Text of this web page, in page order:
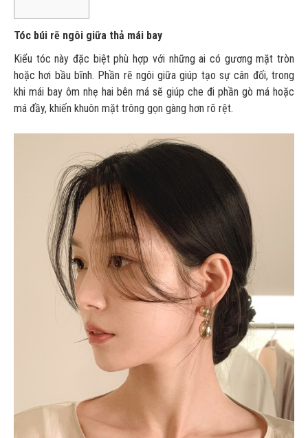
Tóc búi rẽ ngôi giữa thả mái bay
Kiểu tóc này đặc biệt phù hợp với những ai có gương mặt tròn
hoặc hơi bầu bĩnh. Phần rẽ ngôi giữa giúp tạo sự cân đối, trong
khi mái bay ôm nhẹ hai bên má sẽ giúp che đi phần gò má hoặc
má đầy, khiến khuôn mặt trông gọn gàng hơn rõ rệt.